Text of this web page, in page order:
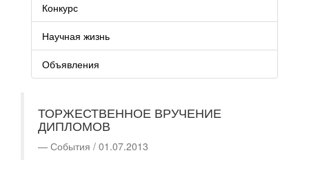
Конкурс
Научная жизнь
Объявления
ТОРЖЕСТВЕННОЕ ВРУЧЕНИЕ
ДИПЛОМОВ
События / 01.07.2013